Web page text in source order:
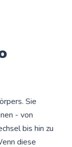
Sie
- von
bis hin zu
diese